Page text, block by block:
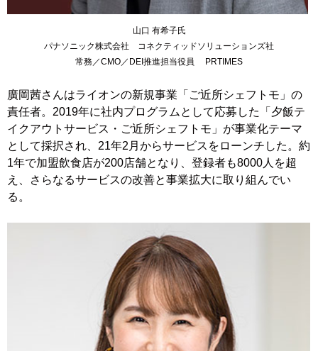
山口 有希子氏
パナソニック株式会社 コネクティッドソリューションズ社
常務／CMO／DEI推進担当役員 PRTIMES
廣岡茜さんはライオンの新規事業「ご近所シェフトモ」の
責任者。2019年に社内プログラムとして応募した「夕飯テ
イクアウトサービス・ご近所シェフトモ」が事業化テーマ
として採択され、21年2月からサービスをローンチした。約
1年で加盟飲食店が200店舗となり、登録者も8000人を超
え、さらなるサービスの改善と事業拡大に取り組んでい
る。